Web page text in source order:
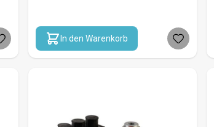
In den Warenkorb